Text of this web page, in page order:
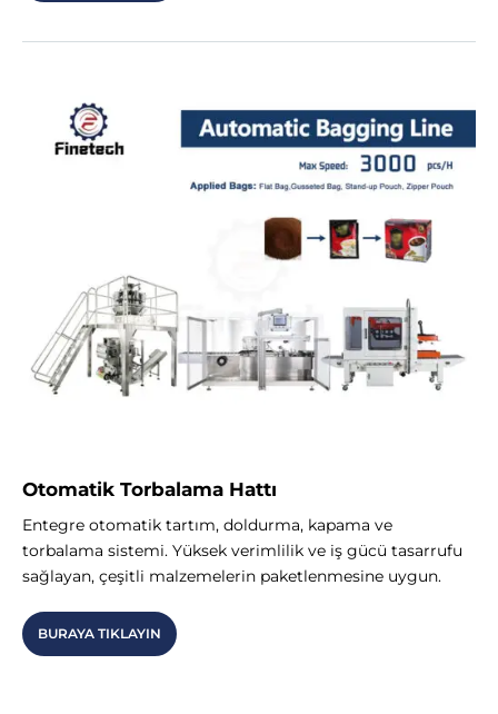
Otomatik Torbalama Hattı
Entegre otomatik tartım, doldurma, kapama ve
torbalama sistemi. Yüksek verimlilik ve iş gücü tasarrufu
sağlayan, çeşitli malzemelerin paketlenmesine uygun.
BURAYA TIKLAYIN